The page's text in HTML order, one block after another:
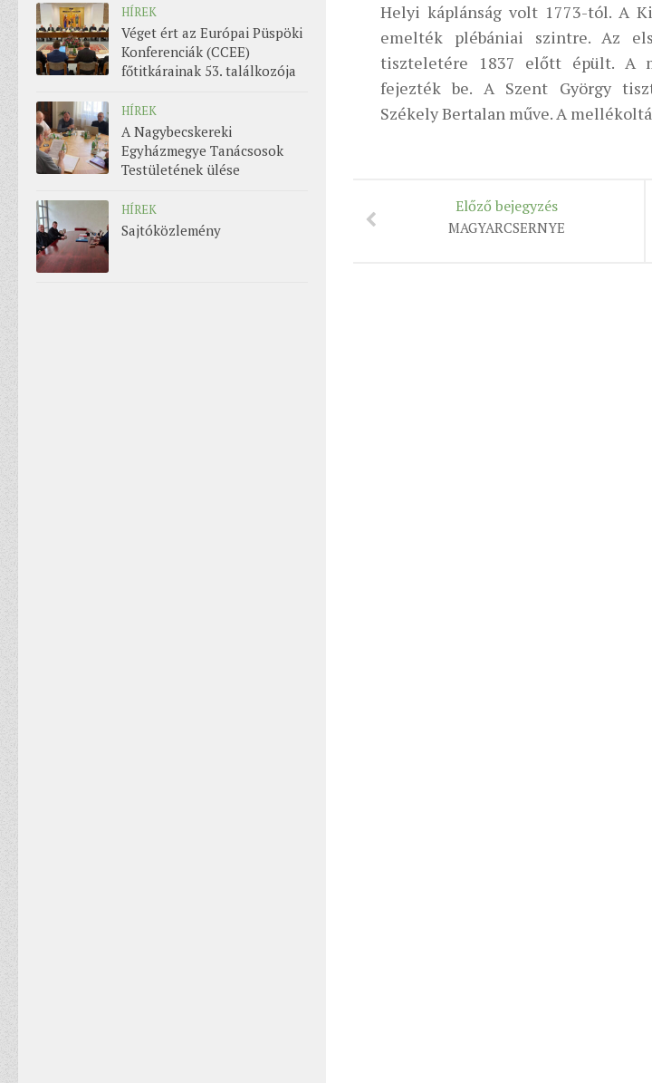
Helyi káplánság volt 1773-tól. A
emelték plébániai szintre. Az
tiszteletére 1837 előtt épült. A
fejezték be. A Szent György
Székely Bertalan műve. A
Előző bejegyzés
MAGYARCSERNYE
HÍREK
Véget ért az Európai Püspöki
Konferenciák (CCEE)
főtitkárainak 53. találkozója
HÍREK
A Nagybecskereki
Egyházmegye Tanácsosok
Testületének ülése
HÍREK
Sajtóközlemény